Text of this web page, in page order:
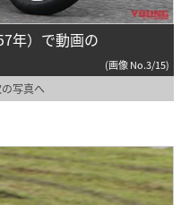
年）で動画の
(画像 No.3/15)
写真へ